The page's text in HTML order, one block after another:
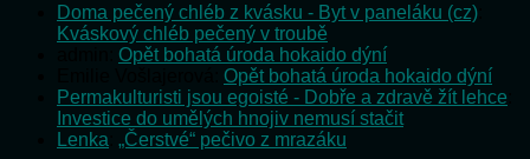
Doma pečený chléb z kvásku - Byt v paneláku (cz)
Kváskový chléb pečený v troubě
Opět bohatá úroda hokaido dýní
Opět bohatá úroda hokaido dýní
Permakulturisti jsou egoisté - Dobře a zdravě žít lehce
Investice do umělých hnojiv nemusí stačit
Lenka „Čerstvé“ pečivo z mrazáku